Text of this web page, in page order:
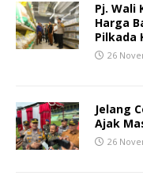
Pj. Wali
Harga
Pilkada
26
Jelang
Ajak
26